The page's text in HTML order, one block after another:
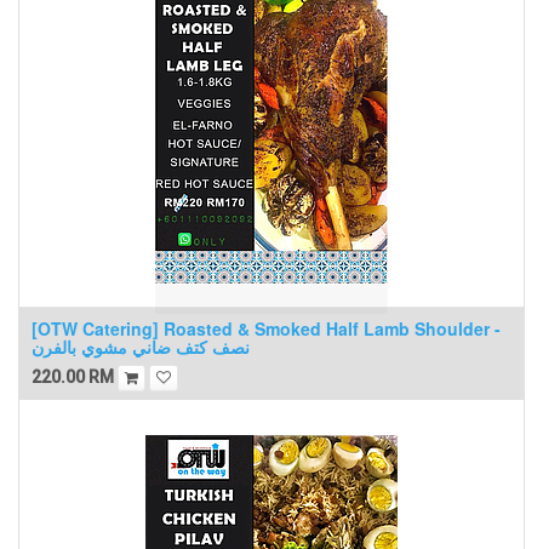
[OTW Catering] Roasted & Smoked Half Lamb Shoulder -
نصف كتف ضاني مشوي بالفرن
220.00RM